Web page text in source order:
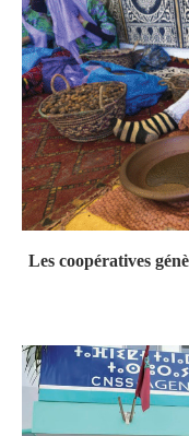
Les coopératives